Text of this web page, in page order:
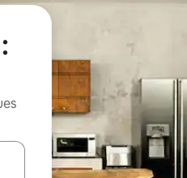
vers le haut et vers le bas pour